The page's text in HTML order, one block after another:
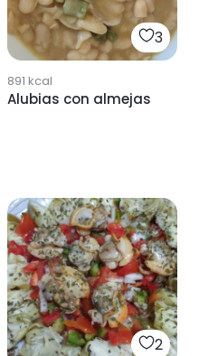
3
891 kcal
Alubias con almejas
2